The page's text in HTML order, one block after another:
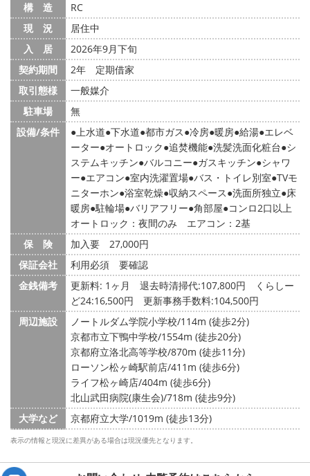
構 造
RC
現 況
居住中
入 居
2026年9月下旬
契約期間
2年 定期借家
取引態様
一般媒介
駐車場
無
設備/条件
上水道 下水道 都市ガス 冷房 暖房 給湯 エレベ
ーター オートロック 追焚機能 洗髪洗面化粧台 シ
ステムキッチン バルコニー ガスキッチン シャワ
ー エアコン 室内洗濯置場 バス・トイレ別室 TVモ
ニターホン 浴室乾燥 収納スペース 洗面所独立 床
暖房 駐輪場 バリアフリー 角部屋 コンロ2口以上
オートロック：夜間のみ エアコン：2基
保 険
加入要 27,000円
保証会社
利用必須 要確認
金銭備考
更新料: 1ヶ月
退去時清掃代:107,800円 くらしー
ど24:16,500円 更新事務手数料:104,500円
周辺施設
ノートルダム学院小学校/114m (徒歩2分)
京都市立下鴨中学校/1554m (徒歩20分)
京都府立洛北高等学校/870m (徒歩11分)
ローソン松ヶ崎駅前店/411m (徒歩6分)
ライフ松ヶ崎店/404m (徒歩6分)
北山武田病院(康生会)/718m (徒歩9分)
大学など
京都府立大学/1019m (徒歩13分)
表示の情報と現況に差異がある場合は現況優先となります。